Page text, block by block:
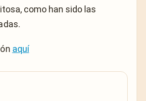
como han sido las
aquí